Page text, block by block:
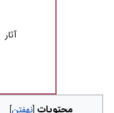
آثار
محتویات